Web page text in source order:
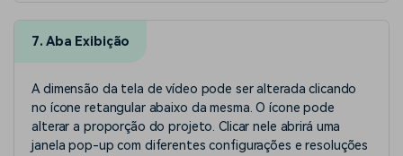
7. Aba Exibição
A dimensão da tela de vídeo pode ser alterada clicando
no ícone retangular abaixo da mesma. O ícone pode
alterar a proporção do projeto. Clicar nele abrirá uma
janela pop-up com diferentes configurações e resoluções